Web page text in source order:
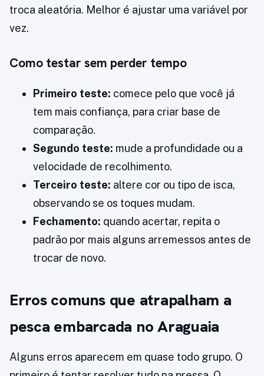
troca aleatória. Melhor é ajustar uma variável por
vez.
Como testar sem perder tempo
Primeiro teste: comece pelo que você já
tem mais confiança, para criar base de
comparação.
Segundo teste: mude a profundidade ou a
velocidade de recolhimento.
Terceiro teste: altere cor ou tipo de isca,
observando se os toques mudam.
Fechamento: quando acertar, repita o
padrão por mais alguns arremessos antes de
trocar de novo.
Erros comuns que atrapalham a
pesca embarcada no Araguaia
Alguns erros aparecem em quase todo grupo. O